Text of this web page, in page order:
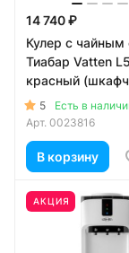
14 740 ₽
Кулер с чайным
Тиабар Vatten
красный
литров)
5
Есть в
Арт. 0023816
В корзину
АКЦИЯ